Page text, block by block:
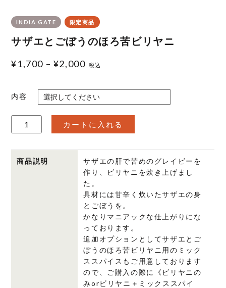
INDIA GATE 限定商品
サザエとごぼうのほろ苦ビリヤニ
¥1,700 – ¥2,000 税込
内容
ザ
と
カートに入れる
商品説明
サザエの肝で苦めのグレイビーを
作り、ビリヤニを炊き上げまし
た。
具材には甘辛く炊いたサザエの身
とごぼうを。
かなりマニアックな仕上がりにな
っております。
追加オプションとしてサザエとご
ぼうのほろ苦ビリヤニ用のミック
ススパイスもご用意しております
ので、ご購入の際に《ビリヤニの
みorビリヤニ＋ミックススパイ